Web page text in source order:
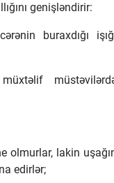
genişləndirir:
buraxdığı
olmurlar, lakin
edirlər;